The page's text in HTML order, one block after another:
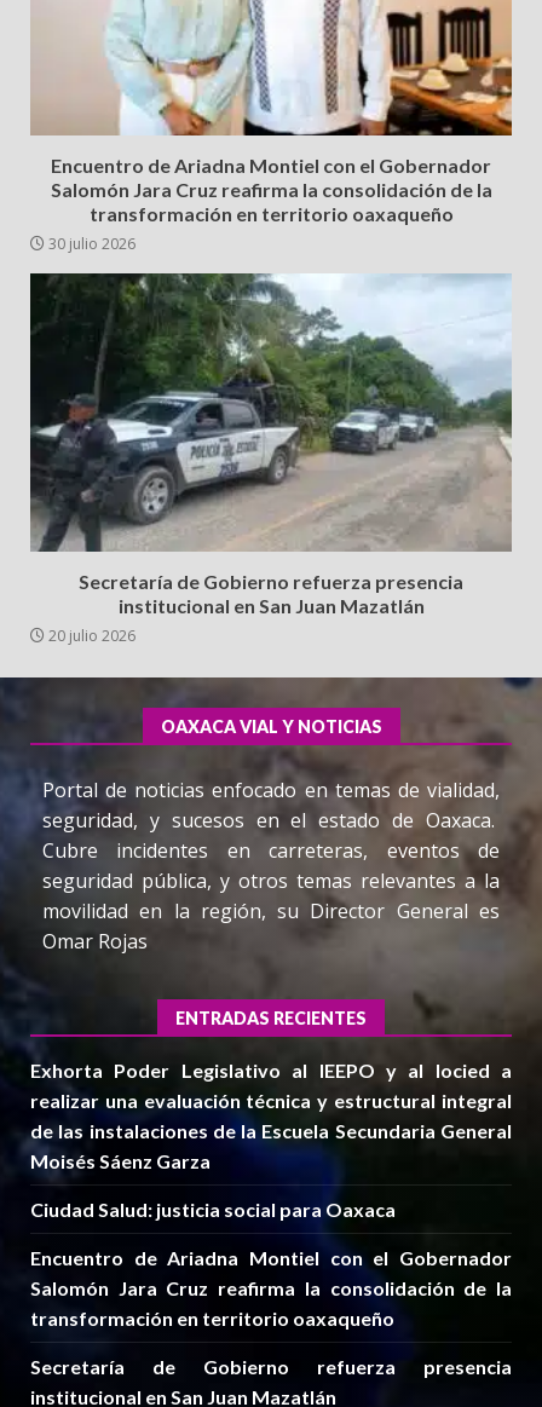
Encuentro de Ariadna Montiel con el Gobernador
Salomón Jara Cruz reafirma la consolidación de la
transformación en territorio oaxaqueño
30 julio 2026
Secretaría de Gobierno refuerza presencia
institucional en San Juan Mazatlán
20 julio 2026
OAXACA VIAL Y NOTICIAS
Portal de noticias enfocado en temas de vialidad,
seguridad, y sucesos en el estado de Oaxaca.
Cubre incidentes en carreteras, eventos de
seguridad pública, y otros temas relevantes a la
movilidad en la región, su Director General es
Omar Rojas
ENTRADAS RECIENTES
Exhorta Poder Legislativo al IEEPO y al Iocied a
realizar una evaluación técnica y estructural integral
de las instalaciones de la Escuela Secundaria General
Moisés Sáenz Garza
Ciudad Salud: justicia social para Oaxaca
Encuentro de Ariadna Montiel con el Gobernador
Salomón Jara Cruz reafirma la consolidación de la
transformación en territorio oaxaqueño
Secretaría de Gobierno refuerza presencia
institucional en San Juan Mazatlán